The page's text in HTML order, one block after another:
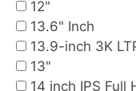
12"
13.6" Inch
13.9-inch 3K
13"
14 inch IPS Full